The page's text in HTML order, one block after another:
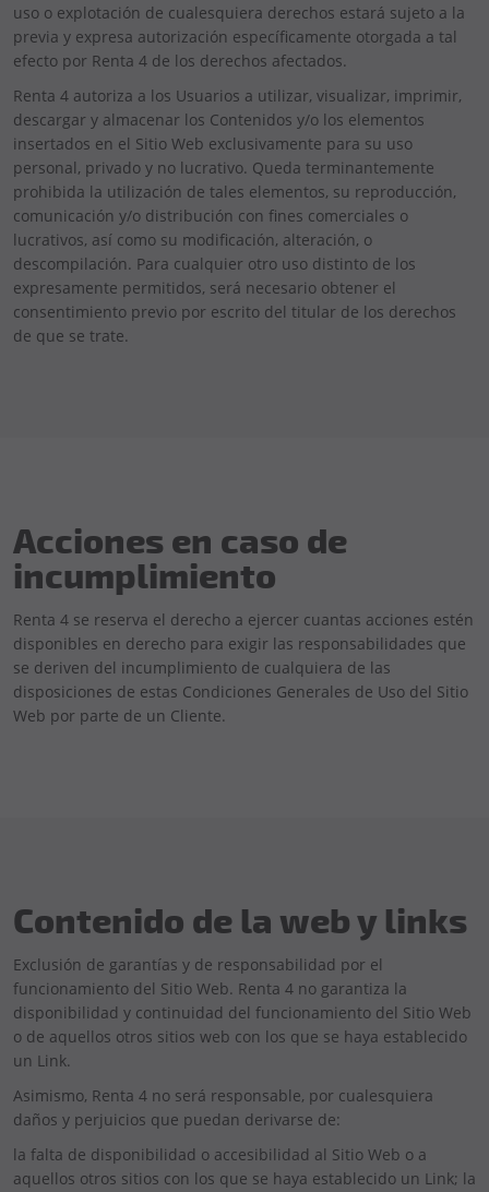
uso o explotación de cualesquiera derechos estará sujeto a la
previa y expresa autorización específicamente otorgada a tal
efecto por Renta 4 de los derechos afectados.
Renta 4 autoriza a los Usuarios a utilizar, visualizar, imprimir,
descargar y almacenar los Contenidos y/o los elementos
insertados en el Sitio Web exclusivamente para su uso
personal, privado y no lucrativo. Queda terminantemente
prohibida la utilización de tales elementos, su reproducción,
comunicación y/o distribución con fines comerciales o
lucrativos, así como su modificación, alteración, o
descompilación. Para cualquier otro uso distinto de los
expresamente permitidos, será necesario obtener el
consentimiento previo por escrito del titular de los derechos
de que se trate.
Acciones en caso de
incumplimiento
Renta 4 se reserva el derecho a ejercer cuantas acciones estén
disponibles en derecho para exigir las responsabilidades que
se deriven del incumplimiento de cualquiera de las
disposiciones de estas Condiciones Generales de Uso del Sitio
Web por parte de un Cliente.
Contenido de la web y links
Exclusión de garantías y de responsabilidad por el
funcionamiento del Sitio Web. Renta 4 no garantiza la
disponibilidad y continuidad del funcionamiento del Sitio Web
o de aquellos otros sitios web con los que se haya establecido
un Link.
Asimismo, Renta 4 no será responsable, por cualesquiera
daños y perjuicios que puedan derivarse de:
la falta de disponibilidad o accesibilidad al Sitio Web o a
aquellos otros sitios con los que se haya establecido un Link; la